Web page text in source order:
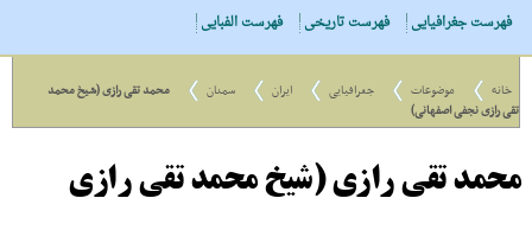
فهرست جغرافیایی
فهرست تاریخی فهرست الفبایی
خانه موضوعات جغرافیایی ایران سمنان
محمد تقی رازی (شیخ محمد
تقی رازی نجفی اصفهانی)
محمد تقی رازی (شیخ محمد تقی رازی